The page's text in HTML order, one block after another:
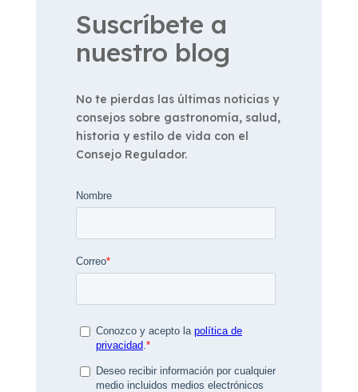
Suscríbete a
nuestro blog
No te pierdas las últimas noticias y
consejos sobre gastronomía, salud,
historia y estilo de vida con el
Consejo Regulador.